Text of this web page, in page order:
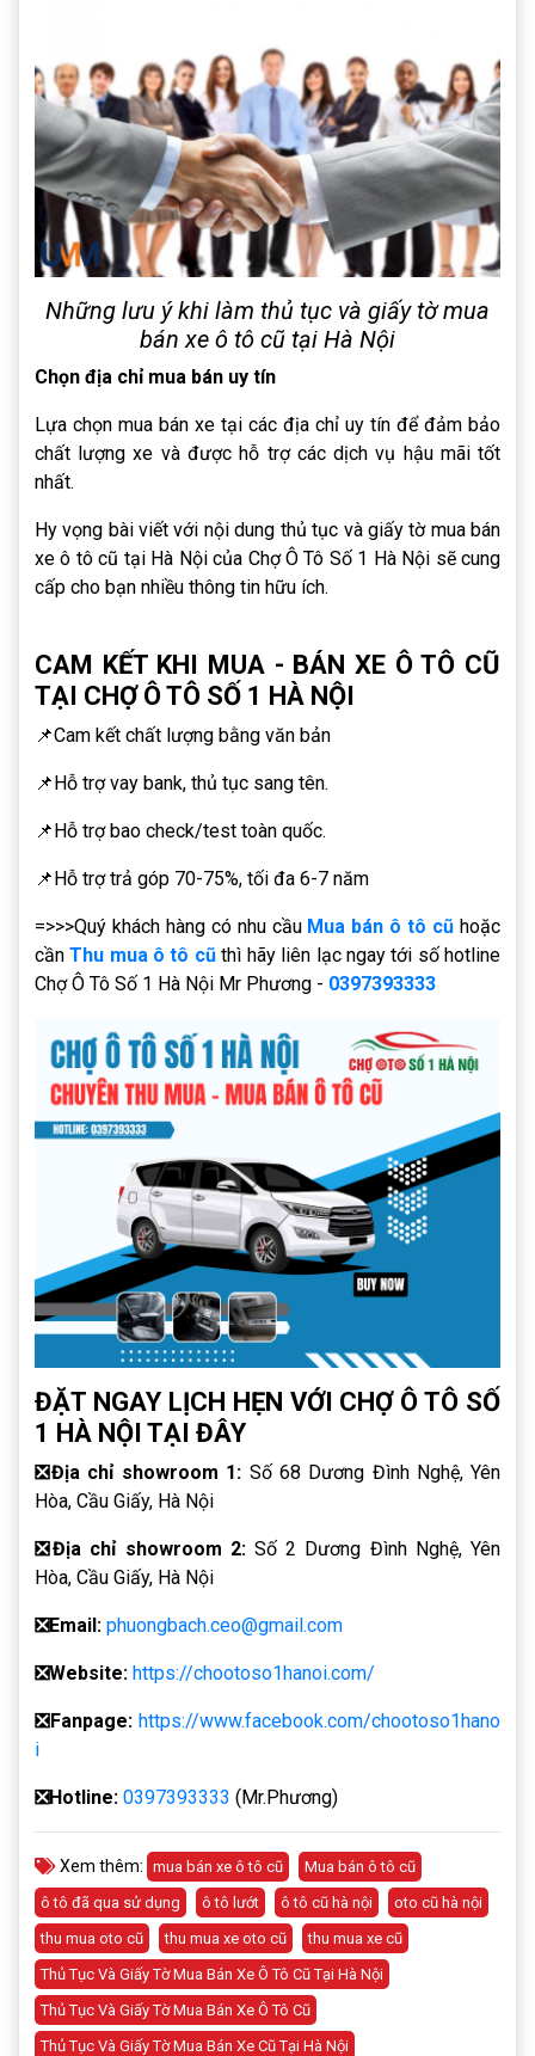
Những lưu ý khi làm thủ tục và giấy tờ mua
bán xe ô tô cũ tại Hà Nội
Chọn địa chỉ mua bán uy tín
Lựa chọn mua bán xe tại các địa chỉ uy tín để đảm bảo
chất lượng xe và được hỗ trợ các dịch vụ hậu mãi tốt
nhất.
Hy vọng bài viết với nội dung thủ tục và giấy tờ mua bán
xe ô tô cũ tại Hà Nội của Chợ Ô Tô Số 1 Hà Nội sẽ cung
cấp cho bạn nhiều thông tin hữu ích.
CAM KẾT KHI MUA - BÁN XE Ô TÔ CŨ
TẠI CHỢ Ô TÔ SỐ 1 HÀ NỘI
📌Cam kết chất lượng bằng văn bản
📌Hỗ trợ vay bank, thủ tục sang tên.
📌Hỗ trợ bao check/test toàn quốc.
📌Hỗ trợ trả góp 70-75%, tối đa 6-7 năm
=>>>Quý khách hàng có nhu cầu Mua bán ô tô cũ hoặc
cầnThu mua ô tô cũthì hãy liên lạc ngay tới số hotline
Chợ Ô Tô Số 1 Hà Nội Mr Phương - 0397393333
ĐẶT NGAY LỊCH HẸN VỚI CHỢ Ô TÔ SỐ
1 HÀ NỘI TẠI ĐÂY
❎Địa chỉ showroom 1: Số 68 Dương Đình Nghệ, Yên
Hòa, Cầu Giấy, Hà Nội
❎Địa chỉ showroom 2:Số 2 Dương Đình Nghệ, Yên
Hòa, Cầu Giấy, Hà Nội
❎Email: phuongbach.ceo@gmail.com
❎Website: https://chootoso1hanoi.com/
❎Fanpage:https://www.facebook.com/chootoso1hano
i
❎Hotline: 0397393333 (Mr.Phương)
Xem thêm: mua bán xe ô tô cũ
Mua bán ô tô cũ
ô tô đã qua sử dụng
ô tô lướt ô tô cũ hà nội
oto cũ hà nội
thu mua oto cũ
thu mua xe oto cũ
thu mua xe cũ
Thủ Tục Và Giấy Tờ Mua Bán Xe Ô Tô Cũ Tại Hà Nội
Thủ Tục Và Giấy Tờ Mua Bán Xe Ô Tô Cũ
Thủ Tục Và Giấy Tờ Mua Bán Xe Cũ Tại Hà Nội